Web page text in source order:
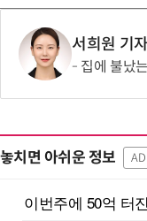
서희원 기자
집에 불났는데 '개
놓치면 아쉬운 정보 AD